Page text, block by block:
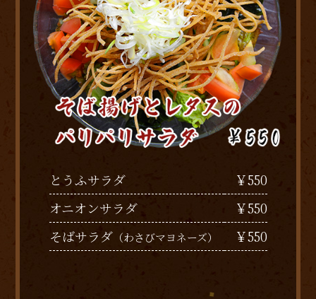
とうふサラダ
￥550
オニオンサラダ
￥550
そばサラダ（わさびマヨネーズ） ￥550